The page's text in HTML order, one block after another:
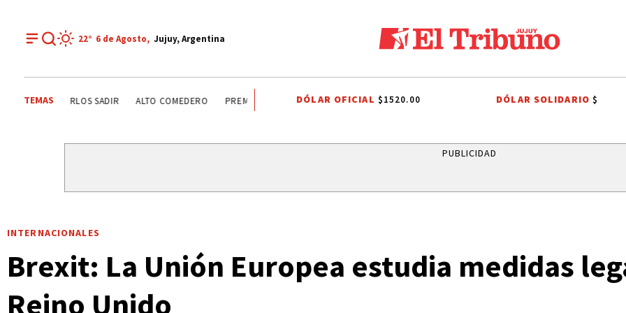
22° 6 de Agosto, Jujuy, Argentina
TEMAS AGUA POTABLE SANTISIMO SALVADOR CARLOS SADIR ALTO COMEDERO PREMIOS SAN SALVADOR LEY DE PROPIEDAD
DÓLAR OFICIAL $1520.00 DÓLAR SOLIDARIO$
PUBLICIDAD
INTERNACIONALES
Brexit: La Unión Europea estudia medidas
Reino Unido